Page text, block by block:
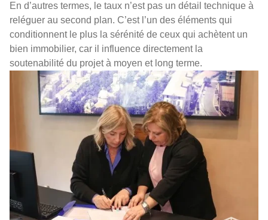
En d’autres termes, le taux n’est pas un détail technique à
reléguer au second plan. C’est l’un des éléments qui
conditionnent le plus la sérénité de ceux qui achètent un
bien immobilier, car il influence directement la
soutenabilité du projet à moyen et long terme.